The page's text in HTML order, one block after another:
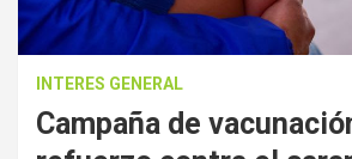
INTERES GENERAL
Campaña de